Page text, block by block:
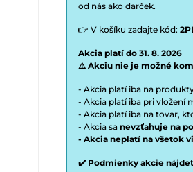
od nás ako darček.
👉 V košíku zadajte kód:
Akcia platí do 31. 8. 2026
⚠️ Akciu nie je možné
- Akcia platí iba na
- Akcia platí iba pri vložení
- Akcia platí iba na tovar,
- Akcia sa nevzťahuje na
- Akcia neplatí na všetok
✔️ Podmienky akcie